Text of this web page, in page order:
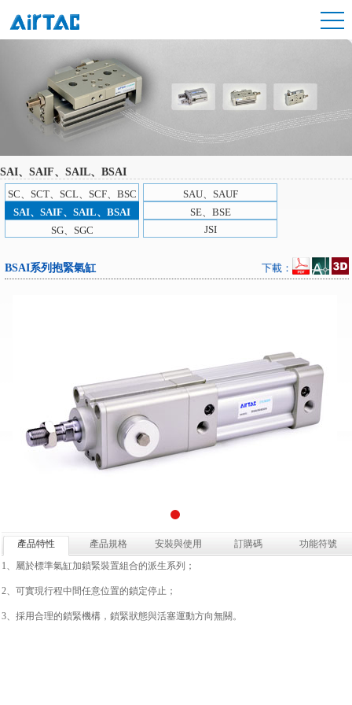
SAI、SAIF、SAIL、BSAI
SC、SCT、SCL、SCF、BSC
SAU、SAUF
SAI、SAIF、SAIL、BSAI
SE、BSE
SG、SGC
JSI
BSAI系列抱緊氣缸 下載：
產品特性 產品規格 安裝與使用 訂購碼
功能符號
1、屬於標準氣缸加鎖緊裝置組合的派生系列；
2、可實現行程中間任意位置的鎖定停止；
3、採用合理的鎖緊機構，鎖緊狀態與活塞運動方向無關。